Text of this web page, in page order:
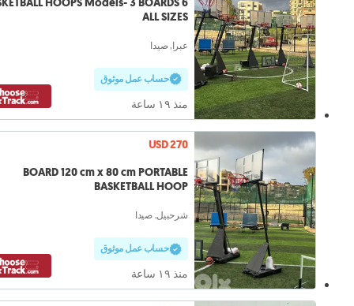
ALL SIZES
عبرا, صيدا
حساب عمل موثوق
منذ ١٩ ساعة
USD 270
BOARD 120 cm x 80 cm PORTABLE
BASKETBALL HOOP
شرحبيل, صيدا
حساب عمل موثوق
منذ ١٩ ساعة